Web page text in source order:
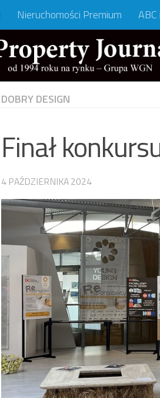
Nieruchomości Premium
DOBRY DESIGN
Finał
4 PAŹDZIERNIKA 2024